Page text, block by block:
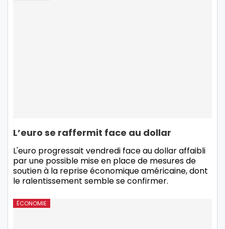
L’euro se raffermit face au dollar
L'euro progressait vendredi face au dollar affaibli
par une possible mise en place de mesures de
soutien à la reprise économique américaine, dont
le ralentissement semble se confirmer.
ÉCONOMIE